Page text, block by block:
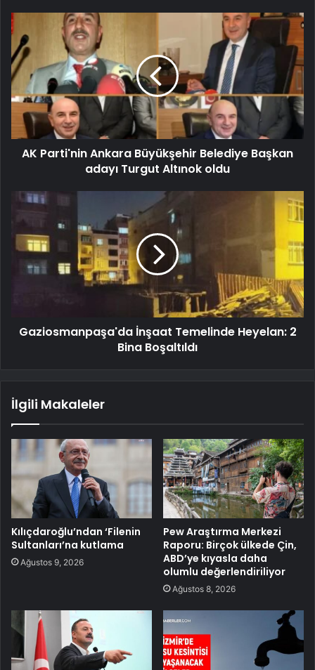
AK Parti'nin Ankara Büyükşehir Belediye Başkan
adayı Turgut Altınok oldu
Gaziosmanpaşa'da İnşaat Temelinde Heyelan: 2
Bina Boşaltıldı
İlgili Makaleler
Kılıçdaroğlu’ndan ‘Filenin
Sultanları’na kutlama
Ağustos 9, 2026
Pew Araştırma Merkezi
Raporu: Birçok ülkede Çin,
ABD’ye kıyasla daha
olumlu değerlendiriliyor
Ağustos 8, 2026